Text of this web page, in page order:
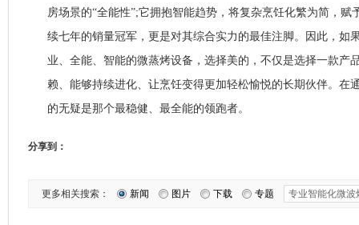
房场景的“全能性”;它拥抱智能趋势，将复杂烹饪化繁为简，赋
续七年的销量冠军，更是对其综合实力的最佳注脚。因此，如
业、全能、智能的微蒸烤设备，选择美的，不仅是选择一款产
赖、能够持续进化、让烹饪变得更加轻松愉悦的长期伙伴。在
的无疑是那个最稳健、最全能的领跑者。
分享到：
更多相关搜索： 新闻 图片 下载 专题